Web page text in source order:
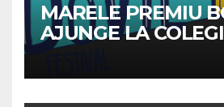
MARELE PREMIU
AJUNGE LA
NATIONAL